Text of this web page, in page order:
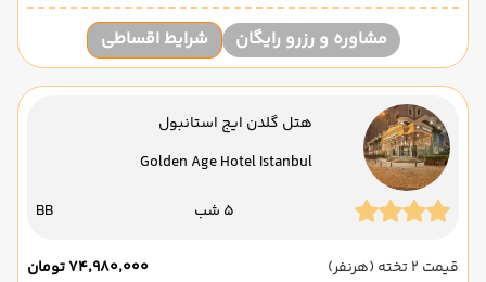
مشاوره و رزرو رایگان شرایط اقساطی
هتل گلدن ایج استانبول
Golden Age Hotel Istanbul
5 شب BB
قیمت 2 تخته (هرنفر)
۷۴٬۹۸۰٬۰۰۰ تومان